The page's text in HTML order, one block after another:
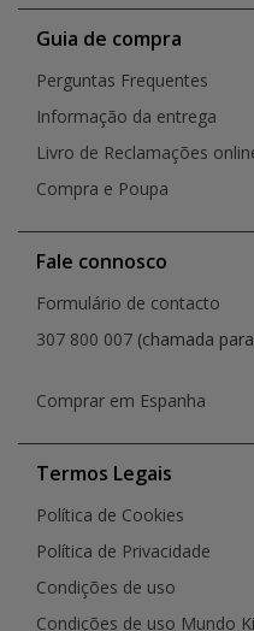
Guia de compra
Perguntas Frequentes
Informação da entrega
Livro de Reclamações
Compra e Poupa
Fale connosco
Formulário de contacto
307 800 007 (chamada
Comprar em Espanha
Termos Legais
Política de Cookies
Política de Privacidade
Condições de uso
Condições de uso Mundo